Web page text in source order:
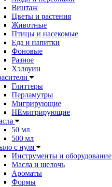
Винтаж
Цветы и растения
Животные
Птицы и насекомые
Еда и напитки
Фоновые
Разное
Хэлоуин
Глиттеры
Перламутры
Мигрирующие
НЕмигрирующие
50 мл
500 мл
с нуля
Инструменты и оборудование
Масла и щелочь
Ароматы
Формы